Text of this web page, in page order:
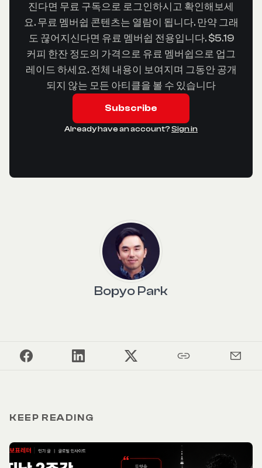
진다면 무료 구독으로 로그인하시고 확인해보세
요. 무료 멤버쉽 콘텐츠는 열람이 됩니다. 만약 그래
도 끊어지신다면 유료 멤버쉽 전용입니다. $5.19
커피 한잔 정도의 가격으로 유료 멤버쉽으로 업그
레이드 하세요. 전체 내용이 보여지며 그동안 공개
되지 않는 모든 아티클을 볼 수 있습니다
Subscribe
Already have an account?Sign in
Bopyo Park
KEEP READING